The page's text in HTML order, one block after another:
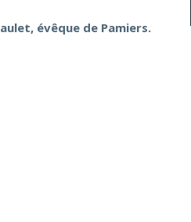
évêque de Pamiers.